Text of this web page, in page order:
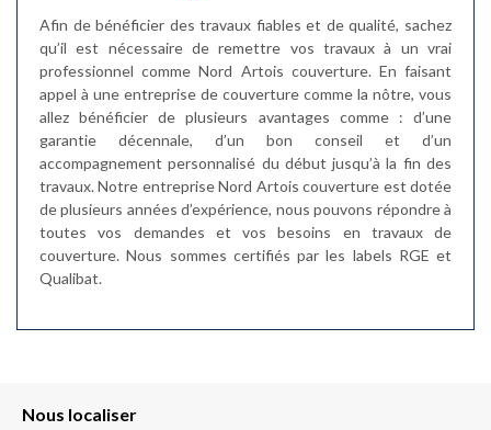
Afin de bénéficier des travaux fiables et de qualité, sachez
qu’il est nécessaire de remettre vos travaux à un vrai
professionnel comme Nord Artois couverture. En faisant
appel à une entreprise de couverture comme la nôtre, vous
allez bénéficier de plusieurs avantages comme : d’une
garantie décennale, d’un bon conseil et d’un
accompagnement personnalisé du début jusqu’à la fin des
travaux. Notre entreprise Nord Artois couverture est dotée
de plusieurs années d’expérience, nous pouvons répondre à
toutes vos demandes et vos besoins en travaux de
couverture. Nous sommes certifiés par les labels RGE et
Qualibat.
Nous localiser